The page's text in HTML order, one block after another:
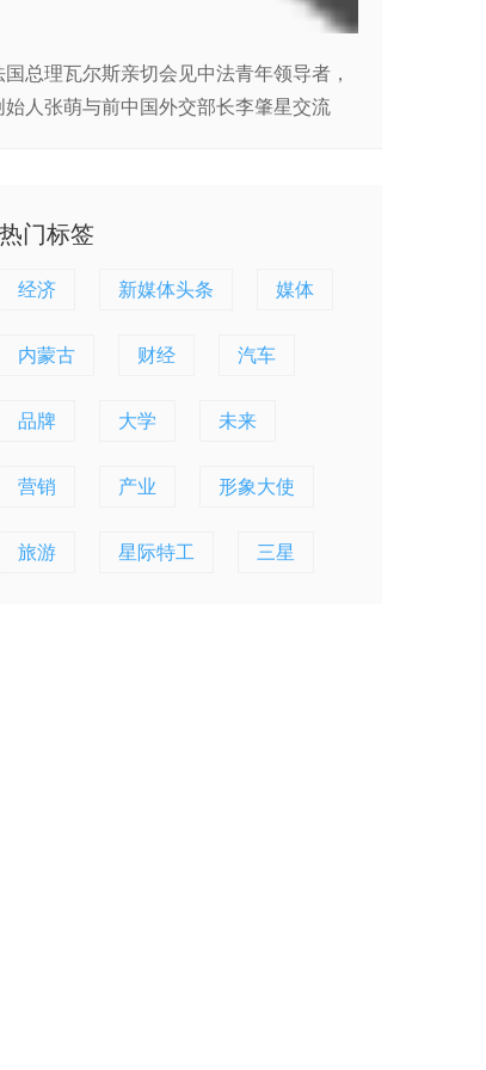
国总理瓦尔斯亲切会见中法青年领导者，
始人张萌与前中国外交部长李肇星交流
热门标签
经济 新媒体头条 媒体
内蒙古 财经 汽车
品牌 大学 未来
营销 产业 形象大使
旅游 星际特工 三星